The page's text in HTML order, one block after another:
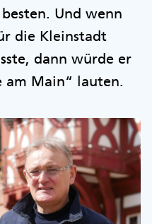
Und wenn
die Kleinstadt
dann würde er
am Main“ lauten.